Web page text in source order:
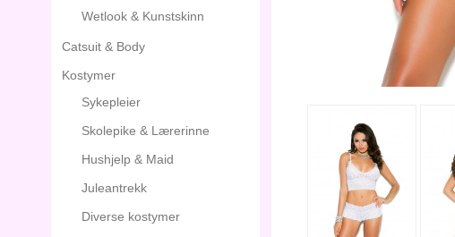
Wetlook & Kunstskinn
Catsuit & Body
Kostymer
Sykepleier
Skolepike & Lærerinne
Hushjelp & Maid
Juleantrekk
Diverse kostymer